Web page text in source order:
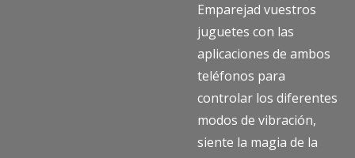
Emparejad vuestros
juguetes con las
aplicaciones de ambos
teléfonos para
controlar los diferentes
modos de vibración,
siente la magia de la